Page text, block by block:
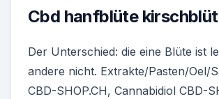
Cbd hanfblüte
Der Unterschied: die eine Blüte ist
andere nicht. Extrakte/Pasten/Oel/
CBD-SHOP.CH, Cannabidiol CBD-